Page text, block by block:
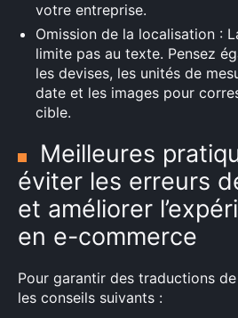
votre entreprise.
Omission de la localisation :
limite pas au texte. Pensez
les devises, les unités de
date et les images pour
cible.
Meilleures
éviter les erreurs
et améliorer
en e-commerce
Pour garantir des traductions
les conseils suivants :